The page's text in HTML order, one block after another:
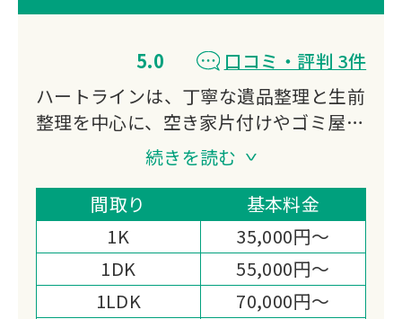
5.0
口コミ・評判 3件
ハートラインは、丁寧な遺品整理と生前
整理を中心に、空き家片付けやゴミ屋敷
の清掃まで幅広く対応。
お客様の想いを大切にしながら、一つひ
とつの品物に敬意を払い、心を込めた作
業を行っています。
続きを読む
間取り
基本料金
1K
35,000円～
1DK
55,000円～
1LDK
70,000円～